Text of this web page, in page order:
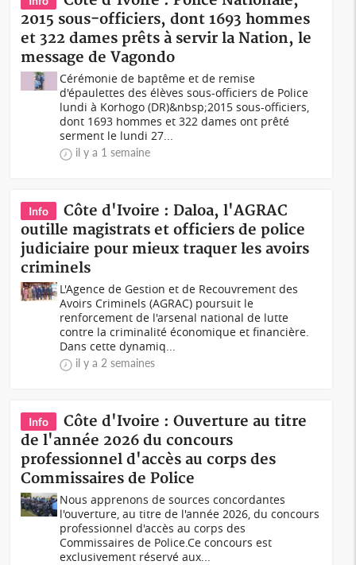
2015 sous-officiers, dont 1693 hommes
et 322 dames prêts à servir la Nation, le
message de Vagondo
Cérémonie de baptême et de remise
d'épaulettes des élèves sous-officiers de Police
lundi à Korhogo (DR)&nbsp;2015 sous-officiers,
dont 1693 hommes et 322 dames ont prêté
serment le lundi 27...
il y a 1 semaine
Info
Côte d'Ivoire : Daloa, l'AGRAC
outille magistrats et officiers de police
judiciaire pour mieux traquer les avoirs
criminels
L'Agence de Gestion et de Recouvrement des
Avoirs Criminels (AGRAC) poursuit le
renforcement de l'arsenal national de lutte
contre la criminalité économique et financière.
Dans cette dynamiq...
il y a 2 semaines
Info
Côte d'Ivoire : Ouverture au titre
de l'année 2026 du concours
professionnel d'accès au corps des
Commissaires de Police
Nous apprenons de sources concordantes
l'ouverture, au titre de l'année 2026, du concours
professionnel d'accès au corps des
Commissaires de Police.Ce concours est
exclusivement réservé aux...